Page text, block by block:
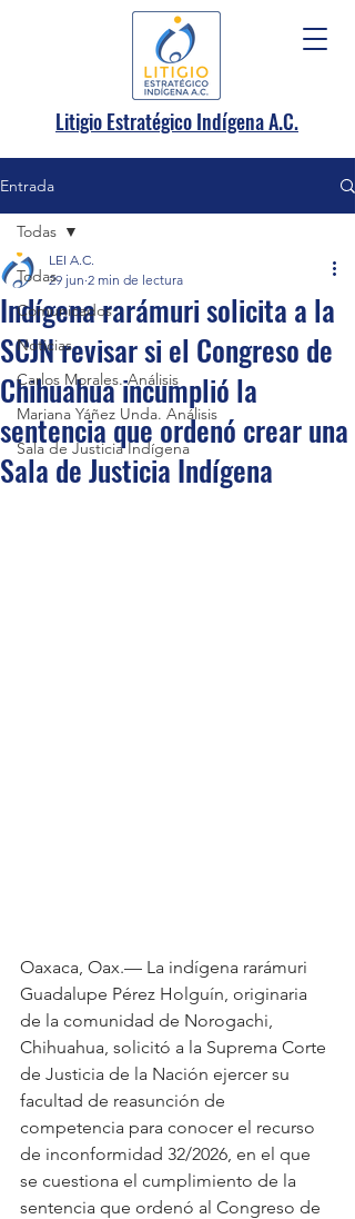
Litigio Estratégico Indígena A.C.
Entrada
Todas
Comunicados
Noticias
Carlos Morales. Análisis
Mariana Yáñez Unda. Análisis
Sala de Justicia Indígena
Todas
Indígena rarámuri solicita a la
SCJN revisar si el Congreso de
Chihuahua incumplió la
sentencia que ordenó crear una
Sala de Justicia Indígena
LEI A.C.
29 jun 2 min de lectura
Oaxaca, Oax.— La indígena rarámuri
Guadalupe Pérez Holguín, originaria
de la comunidad de Norogachi,
Chihuahua, solicitó a la Suprema Corte
de Justicia de la Nación ejercer su
facultad de reasunción de
competencia para conocer el recurso
de inconformidad 32/2026, en el que
se cuestiona el cumplimiento de la
sentencia que ordenó al Congreso de